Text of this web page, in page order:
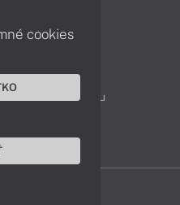
oddelenie
Reklamácia tovaru
cookies